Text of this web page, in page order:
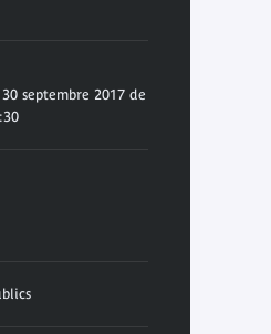
septembre 2017 de